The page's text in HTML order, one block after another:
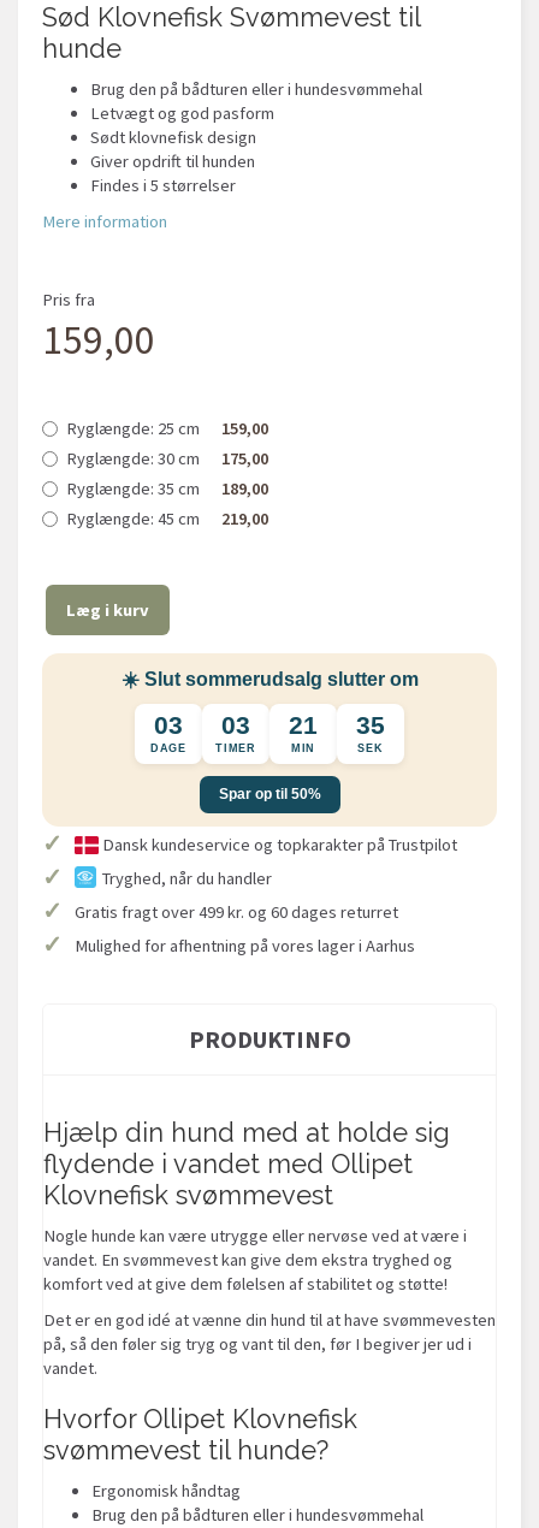
Sød Klovnefisk Svømmevest til
hunde
Brug den på bådturen eller i hundesvømmehal
Letvægt og god pasform
Sødt klovnefisk design
Giver opdrift til hunden
Findes i 5 størrelser
Mere information
Pris fra
159,00
Ryglængde: 25 cm
159,00
Ryglængde: 30 cm
175,00
Ryglængde: 35 cm
189,00
Ryglængde: 45 cm 219,00
Læg i kurv
☀️ Slut sommerudsalg slutter om
03
DAGE
03
TIMER
21
MIN
35
SEK
Spar op til 50%
✓ Dansk kundeservice og topkarakter på Trustpilot
✓ Tryghed, når du handler
✓ Gratis fragt over 499 kr. og 60 dages returret
✓ Mulighed for afhentning på vores lager i Aarhus
PRODUKTINFO
Hjælp din hund med at holde sig
flydende i vandet med Ollipet
Klovnefisk svømmevest
Nogle hunde kan være utrygge eller nervøse ved at være i
vandet. En svømmevest kan give dem ekstra tryghed og
komfort ved at give dem følelsen af stabilitet og støtte!
Det er en god idé at vænne din hund til at have svømmevesten
på, så den føler sig tryg og vant til den, før I begiver jer ud i
vandet.
Hvorfor Ollipet Klovnefisk
svømmevest til hunde?
Ergonomisk håndtag
Brug den på bådturen eller i hundesvømmehal